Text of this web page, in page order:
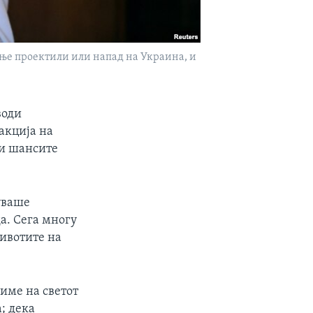
проектили или напад на Украина, и
на
шансите
Сега многу
на
на светот
дека